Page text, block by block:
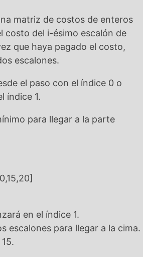
matriz de costos de enteros
costo del i-ésimo escalón de
que haya pagado el costo,
escalones.
el paso con el índice 0 o
índice 1.
para llegar a la parte
en el índice 1.
escalones para llegar a la cima.